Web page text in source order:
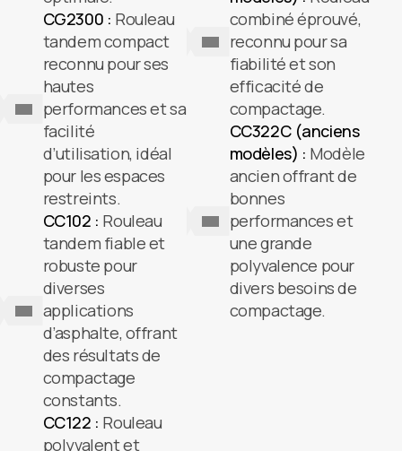
CG2300 : Rouleau
tandem compact
reconnu pour ses
hautes
performances et sa
facilité
d’utilisation, idéal
pour les espaces
restreints.
CC102 : Rouleau
tandem fiable et
robuste pour
diverses
applications
d’asphalte, offrant
des résultats de
compactage
constants.
CC122 : Rouleau
polyvalent et
combiné éprouvé,
reconnu pour sa
fiabilité et son
efficacité de
compactage.
CC322C (anciens
modèles) : Modèle
ancien offrant de
bonnes
performances et
une grande
polyvalence pour
divers besoins de
compactage.